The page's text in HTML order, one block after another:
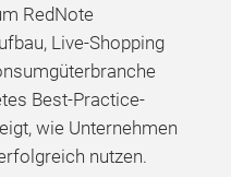
RedNote
Live-Shopping
Best-Practice-
wie Unternehmen
nutzen.